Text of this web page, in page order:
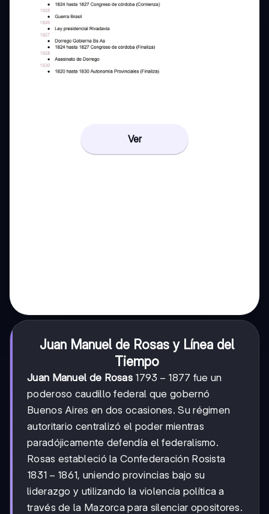
Ver
Juan Manuel de Rosas y Línea del
Tiempo
Juan Manuel de Rosas 1793-
1877
1793 − 1877 fue un
poderoso caudillo federal que gobernó
Buenos Aires en dos ocasiones. Su régimen
autoritario centralizó el poder mientras
paradójicamente defendía el federalismo.
Rosas estableció la Confederación Rosista
1831-
1861
1831 − 1861, uniendo provincias bajo su
liderazgo y utilizando la violencia política a
través de la Mazorca para silenciar opositores.